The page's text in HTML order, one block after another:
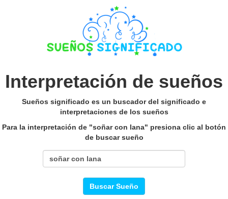
Interpretación de sueños
Sueños significado es un buscador del significado e
interpretaciones de los sueños
Para la interpretación de "soñar con lana" presiona clic al botón
de buscar sueño
Buscar Sueño